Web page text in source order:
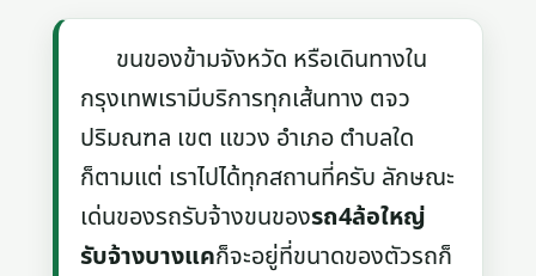
ขนของข้ามจังหวัด หรือเดินทางใน
กรุงเทพเรามีบริการทุกเส้นทาง ตจว
ปริมณฑล เขต แขวง อำเภอ ตำบลใด
ก็ตามแต่ เราไปได้ทุกสถานที่ครับ ลักษณะ
เด่นของรถรับจ้างขนของรถ4ล้อใหญ่
รับจ้างบางแคก็จะอยู่ที่ขนาดของตัวรถก็